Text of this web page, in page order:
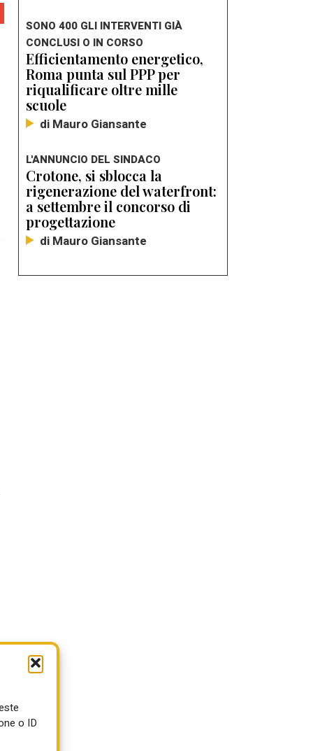
o ID
SONO 400 GLI INTERVENTI GIÀ
CONCLUSI O IN CORSO
Efficientamento energetico,
Roma punta sul PPP per
riqualificare oltre mille
scuole
di Mauro Giansante
L'ANNUNCIO DEL SINDACO
Crotone, si sblocca la
rigenerazione del waterfront:
a settembre il concorso di
progettazione
di Mauro Giansante